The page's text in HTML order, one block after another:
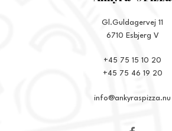
Gl.Guldagervej 11
6710 Esbjerg V
+45 75 15 10 20
+45 75 46 19 20
info@ankyraspizza.nu